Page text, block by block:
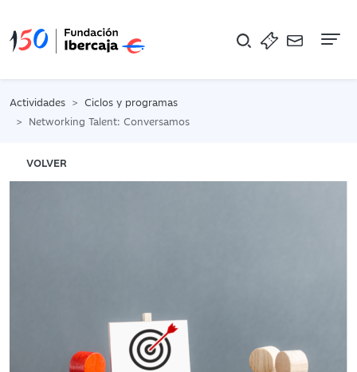
Actividades
Ciclos y programas
Networking Talent: Conversamos
VOLVER